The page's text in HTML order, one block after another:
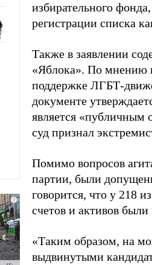
избирательного
регистрации списка
Также в заявлении
«Яблока». По мнению
поддержке ЛГБТ-
документе
является «публичным
суд признал
Помимо вопросов
партии, были
говорится, что у 218
счетов и активов
«Таким образом, на
выдвинутыми